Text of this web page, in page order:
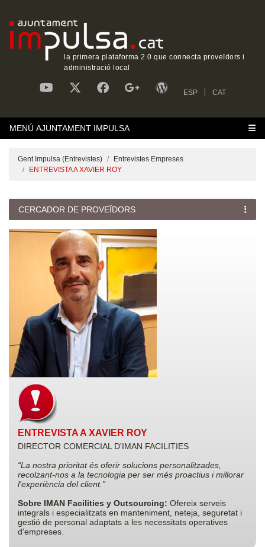
la primera plataforma 2.0 que connecta proveïdors i
administració local
ESP CAT
MENÚ AJUNTAMENT IMPULSA
Gent Impulsa (Entrevistes)
Entrevistes Empreses
ENTREVISTA A XAVIER ROY
CERCADOR DE PROVEÏDORS
ENTREVISTA A XAVIER ROY
DIRECTOR COMERCIAL D'IMAN FACILITIES
“La nostra prioritat és oferir solucions personalitzades,
recolzant-nos a la tecnologia per ser més proactius i millorar
l'experiència del client.”
Sobre IMAN Facilities y Outsourcing: Ofereix serveis
integrals i especialitzats en manteniment, neteja, seguretat i
gestió de personal adaptats a les necessitats operatives
d'empreses.